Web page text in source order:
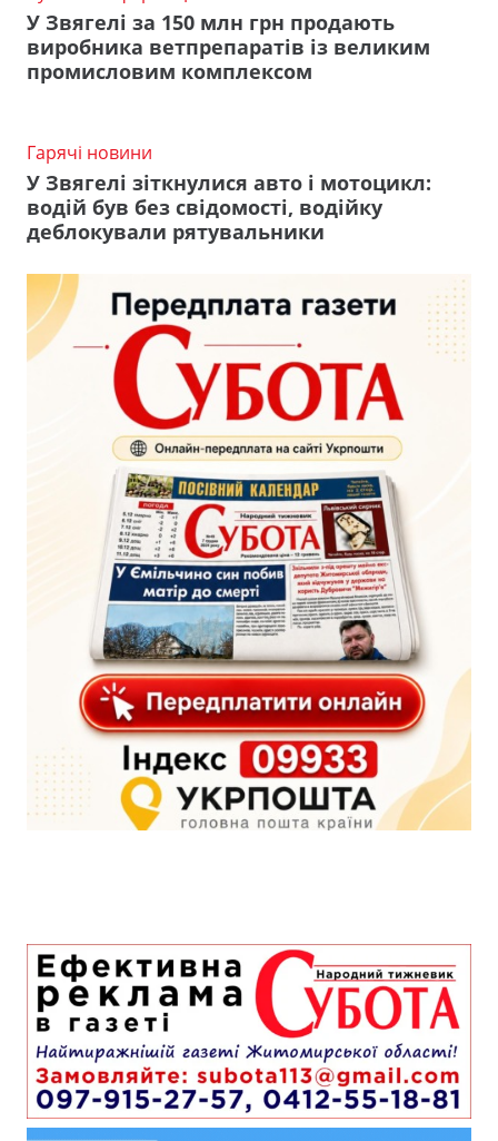
У Звягелі за 150 млн грн продають
виробника ветпрепаратів із великим
промисловим комплексом
Гарячі новини
У Звягелі зіткнулися авто і мотоцикл:
водій був без свідомості, водійку
деблокували рятувальники